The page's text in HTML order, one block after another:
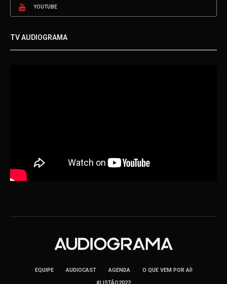
YOUTUBE
TV AUDIOGRAMA
EQUIPE AUDIOCAST AGENDA
O QUE VEM POR AÍ!
#LISTÃO2022